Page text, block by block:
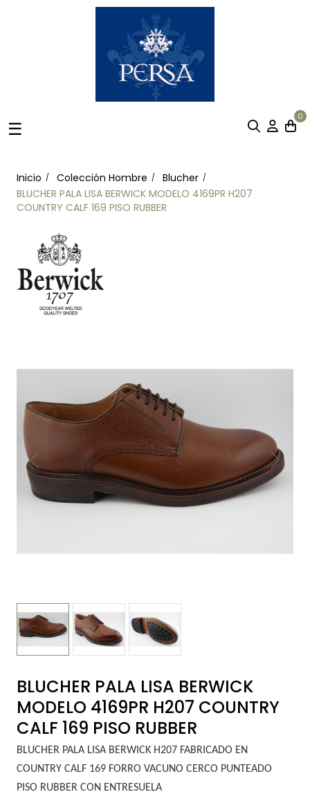
Navegación
☰
0
Inicio Colección Hombre
Blucher
BLUCHER PALA LISA BERWICK MODELO 4169PR H207
COUNTRY CALF 169 PISO RUBBER
BLUCHER PALA LISA BERWICK
MODELO 4169PR H207 COUNTRY
CALF 169 PISO RUBBER
BLUCHER PALA LISA BERWICK H207 FABRICADO EN
COUNTRY CALF 169 FORRO VACUNO CERCO PUNTEADO
PISO RUBBER CON ENTRESUELA